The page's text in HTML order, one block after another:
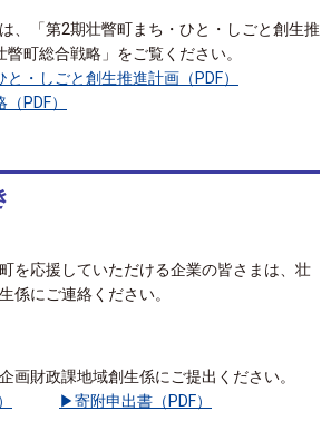
、「第2期壮瞥町まち・ひと・しごと創生推
町総合戦略」をご覧ください。
・しごと創生推進計画（PDF）
PDF）
を応援していただける企業の皆さまは、壮
係にご連絡ください。
画財政課地域創生係にご提出ください。
寄附申出書（PDF）